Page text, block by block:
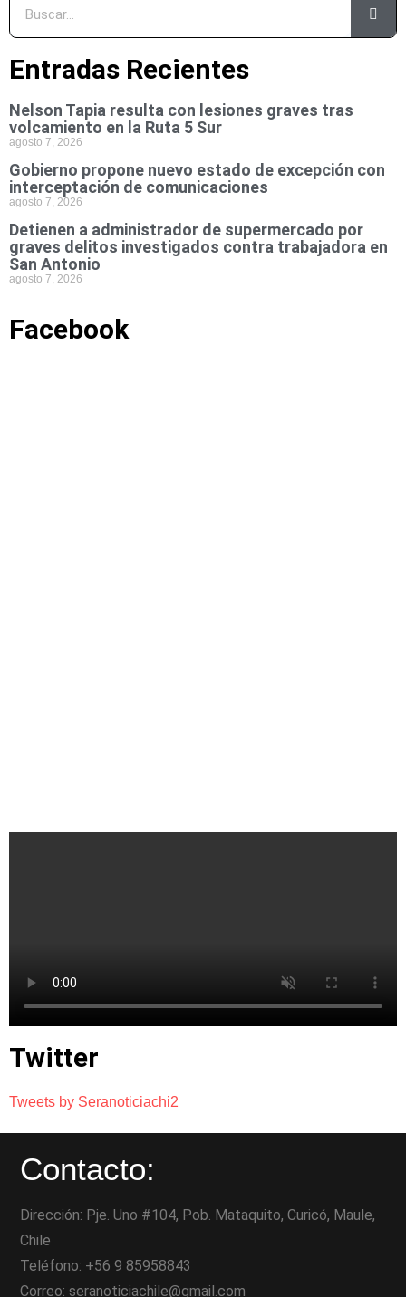
Entradas Recientes
Nelson Tapia resulta con lesiones graves tras
volcamiento en la Ruta 5 Sur
agosto 7, 2026
Gobierno propone nuevo estado de excepción con
interceptación de comunicaciones
agosto 7, 2026
Detienen a administrador de supermercado por
graves delitos investigados contra trabajadora en
San Antonio
agosto 7, 2026
Facebook
Twitter
Tweets by Seranoticiachi2
Contacto:
Dirección: Pje. Uno #104, Pob. Mataquito, Curicó, Maule,
Chile
Teléfono: +56 9 85958843
Correo: seranoticiachile@gmail.com